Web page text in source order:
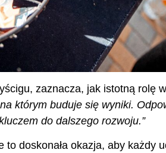
zaznacza, jak istotną rolę
którym buduje się wyniki.
do dalszego rozwoju.”
doskonała okazja, aby każdy